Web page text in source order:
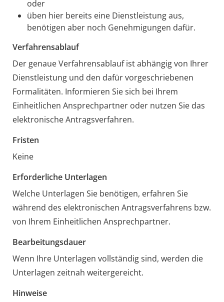
oder
üben hier bereits eine Dienstleistung aus,
benötigen aber noch Genehmigungen dafür.
Verfahrensablauf
Der genaue Verfahrensablauf ist abhängig von Ihrer
Dienstleistung und den dafür vorgeschriebenen
Formalitäten. Informieren Sie sich bei Ihrem
Einheitlichen Ansprechpartner oder nutzen Sie das
elektronische Antragsverfahren.
Fristen
Keine
Erforderliche Unterlagen
Welche Unterlagen Sie benötigen, erfahren Sie
während des elektronischen Antragsverfahrens bzw.
von Ihrem Einheitlichen Ansprechpartner.
Bearbeitungsdauer
Wenn Ihre Unterlagen vollständig sind, werden die
Unterlagen zeitnah weitergereicht.
Hinweise